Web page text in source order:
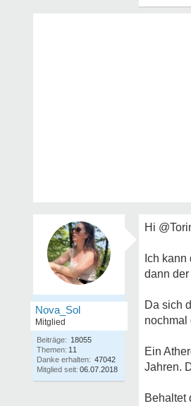
Nova_Sol
Mitglied
Beiträge: 18055
Themen: 11
Danke erhalten: 47042
Mitglied seit: 06.07.2018
Hi
Ich
dann
Da sich
nochmal
Ein
Jahren.
Behaltet